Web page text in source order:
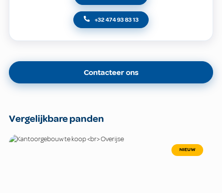
+32 474 93 83 13
Contacteer ons
Vergelijkbare panden
NIEUW